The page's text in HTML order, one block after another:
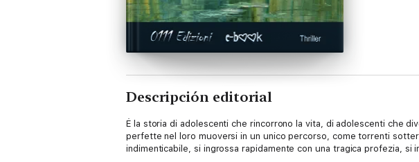
Descripción editorial
Ė la storia di adolescenti che rincorrono la vita, di adolescenti che
perfette nel loro muoversi in un unico percorso, come torrenti
indimenticabile, si ingrossa rapidamente con una tragica profezia, si